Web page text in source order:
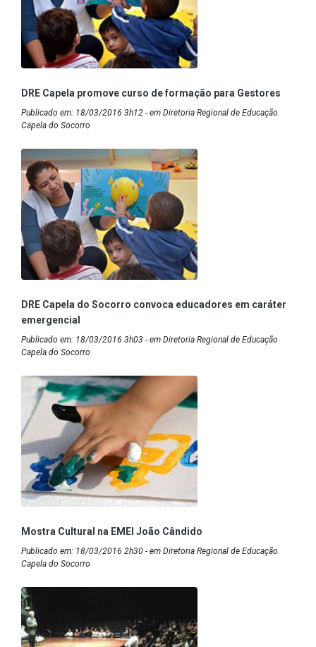
DRE Capela promove curso de formação para Gestores
Publicado em: 18/03/2016 3h12 - em Diretoria Regional de Educação
Capela do Socorro
DRE Capela do Socorro convoca educadores em caráter
emergencial
Publicado em: 18/03/2016 3h03 - em Diretoria Regional de Educação
Capela do Socorro
Mostra Cultural na EMEI João Cândido
Publicado em: 18/03/2016 2h30 - em Diretoria Regional de Educação
Capela do Socorro